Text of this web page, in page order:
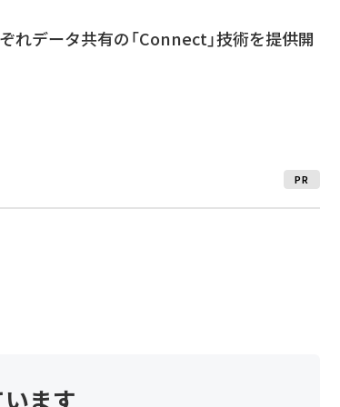
れデータ共有の「Connect」技術を提供開
PR
ます